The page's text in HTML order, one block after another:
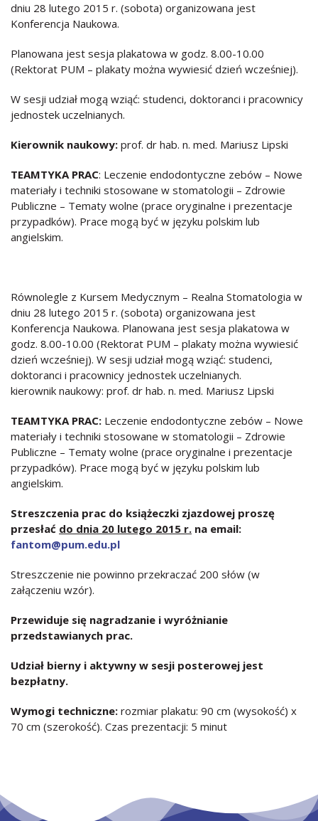
dniu 28 lutego 2015 r. (sobota) organizowana jest
Konferencja Naukowa.
Planowana jest sesja plakatowa w godz. 8.00-10.00
(Rektorat PUM – plakaty można wywiesić dzień wcześniej).
W sesji udział mogą wziąć: studenci, doktoranci i pracownicy
jednostek uczelnianych.
Kierownik naukowy: prof. dr hab. n. med. Mariusz Lipski
TEAMTYKA PRAC: Leczenie endodontyczne zebów – Nowe
materiały i techniki stosowane w stomatologii – Zdrowie
Publiczne – Tematy wolne (prace oryginalne i prezentacje
przypadków). Prace mogą być w języku polskim lub
angielskim.
Równolegle z Kursem Medycznym – Realna Stomatologia w
dniu 28 lutego 2015 r. (sobota) organizowana jest
Konferencja Naukowa. Planowana jest sesja plakatowa w
godz. 8.00-10.00 (Rektorat PUM – plakaty można wywiesić
dzień wcześniej). W sesji udział mogą wziąć: studenci,
doktoranci i pracownicy jednostek uczelnianych.
kierownik naukowy: prof. dr hab. n. med. Mariusz Lipski
TEAMTYKA PRAC: Leczenie endodontyczne zebów – Nowe
materiały i techniki stosowane w stomatologii – Zdrowie
Publiczne – Tematy wolne (prace oryginalne i prezentacje
przypadków). Prace mogą być w języku polskim lub
angielskim.
Streszczenia prac do książeczki zjazdowej proszę
przesłać do dnia 20 lutego 2015 r. na email:
fantom@pum.edu.pl
Streszczenie nie powinno przekraczać 200 słów (w
załączeniu wzór).
Przewiduje się nagradzanie i wyróżnianie
przedstawianych prac.
Udział bierny i aktywny w sesji posterowej jest
bezpłatny.
Wymogi techniczne: rozmiar plakatu: 90 cm (wysokość) x
70 cm (szerokość). Czas prezentacji: 5 minut